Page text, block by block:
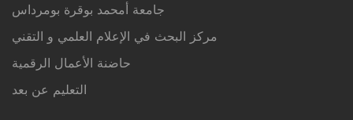
جامعة أمحمد بوقرة بومرداس
مركز البحث في الإعلام العلمي و التقني
حاضنة الأعمال الرقمية
التعليم عن بعد